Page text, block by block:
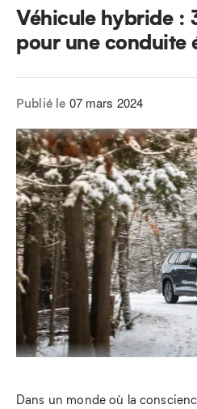
Véhicule hybride :
pour une conduite
Publié le 07 mars 2024
Dans un monde où la